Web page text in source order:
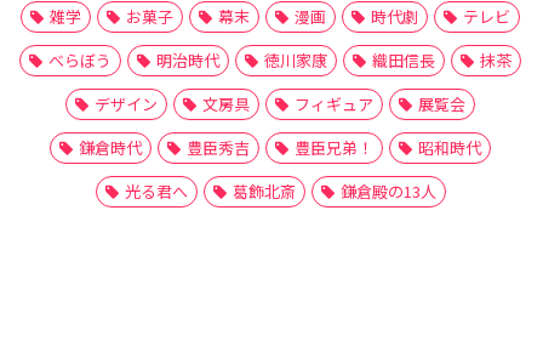
雑学
お菓子 幕末 漫画 時代劇
テレビ
べらぼう
明治時代 徳川家康 織田信長
抹茶
デザイン
文房具 フィギュア
展覧会
鎌倉時代
豊臣秀吉 豊臣兄弟！
昭和時代
光る君へ
葛飾北斎 鎌倉殿の13人